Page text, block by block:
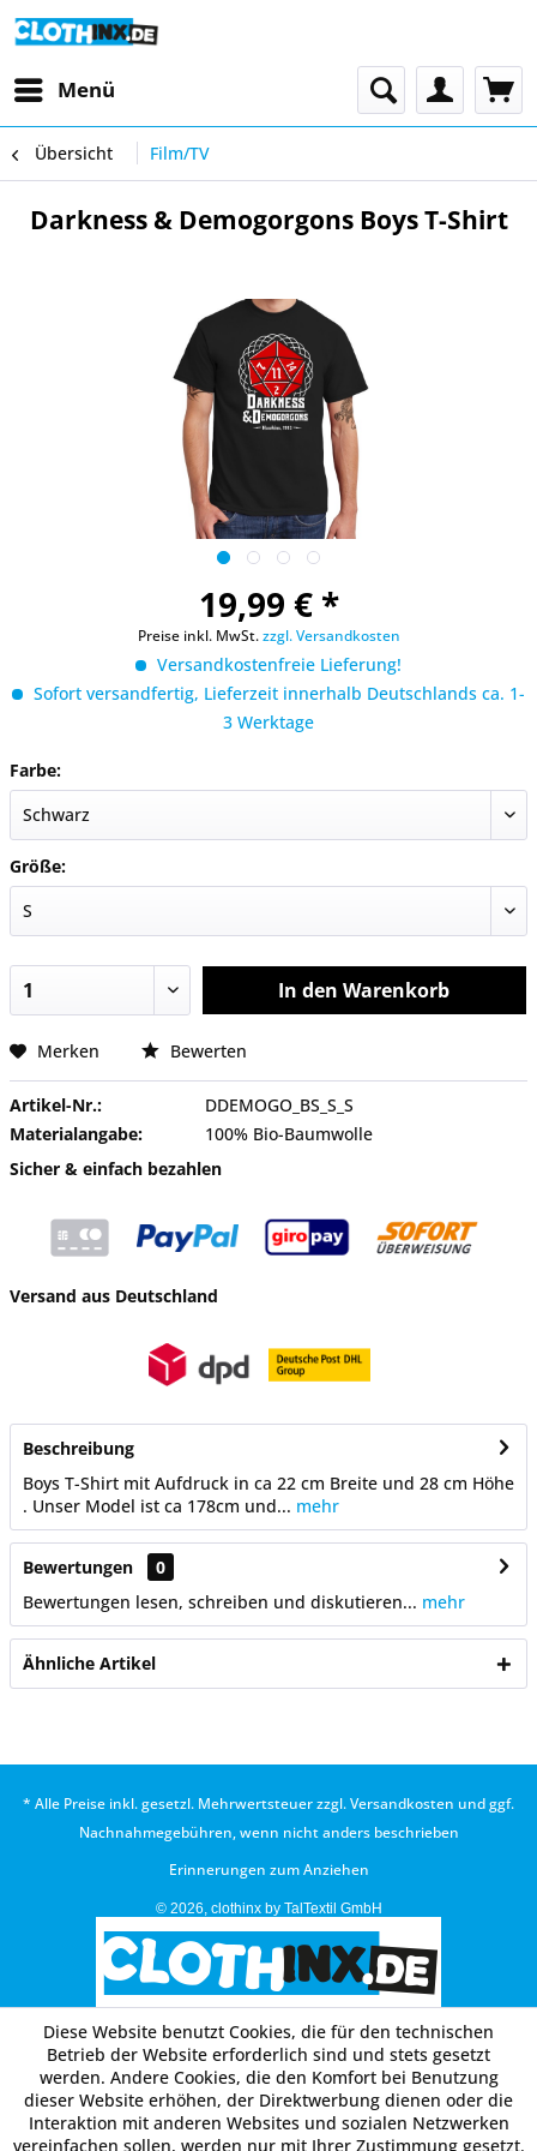
Menü
Übersicht Film/TV
Darkness & Demogorgons Boys T-Shirt
19,99 € *
Preise inkl. MwSt.zzgl. Versandkosten
Versandkostenfreie Lieferung!
Sofort versandfertig, Lieferzeit innerhalb Deutschlands ca. 1-
3 Werktage
Farbe:
Größe:
In den Warenkorb
Merken Bewerten
Artikel-Nr.:
DDEMOGO_BS_S_S
Materialangabe:
100% Bio-Baumwolle
Sicher & einfach bezahlen
Versand aus Deutschland
Beschreibung
Boys T-Shirt mit Aufdruck in ca 22 cm Breite und 28 cm Höhe
. Unser Model ist ca 178cm und... mehr
Bewertungen
0
Bewertungen lesen, schreiben und diskutieren... mehr
Ähnliche Artikel
* Alle Preise inkl. gesetzl. Mehrwertsteuer zzgl.Versandkosten und ggf.
Nachnahmegebühren, wenn nicht anders beschrieben
Erinnerungen zum Anziehen
© 2026, clothinx by TalTextil GmbH
Diese Website benutzt Cookies, die für den technischen
Betrieb der Website erforderlich sind und stets gesetzt
werden. Andere Cookies, die den Komfort bei Benutzung
dieser Website erhöhen, der Direktwerbung dienen oder die
Interaktion mit anderen Websites und sozialen Netzwerken
vereinfachen sollen, werden nur mit Ihrer Zustimmung gesetzt.